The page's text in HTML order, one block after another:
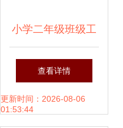
小学二年级班级工
作计划 教育文化活
动组织策划
查看详情
更新时间：2026-08-06
01:53:44